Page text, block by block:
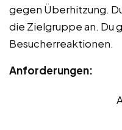
gegen Überhitzung.
die Zielgruppe an. Du
Besucherreaktionen.
Anforderungen: